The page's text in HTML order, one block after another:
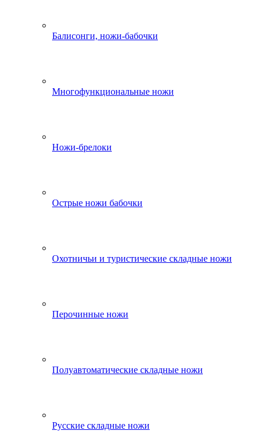
Балисонги, ножи-бабочки
Многофункциональные ножи
Ножи-брелоки
Острые ножи бабочки
Охотничьи и туристические складные ножи
Перочинные ножи
Полуавтоматические складные ножи
Русские складные ножи